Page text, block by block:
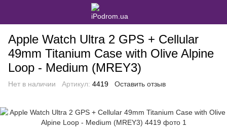
Apple Watch Ultra 2 GPS + Cellular
49mm Titanium Case with Olive Alpine
Loop - Medium (MREY3)
Нет в наличии Артикул: 4419 Оставить отзыв